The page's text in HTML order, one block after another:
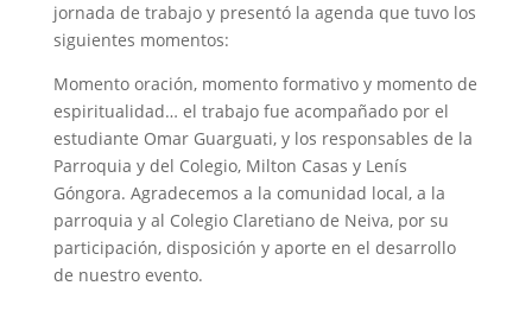
jornada de trabajo y presentó la agenda que tuvo los
siguientes momentos:
Momento oración, momento formativo y momento de
espiritualidad… el trabajo fue acompañado por el
estudiante Omar Guarguati, y los responsables de la
Parroquia y del Colegio, Milton Casas y Lenís
Góngora. Agradecemos a la comunidad local, a la
parroquia y al Colegio Claretiano de Neiva, por su
participación, disposición y aporte en el desarrollo
de nuestro evento.